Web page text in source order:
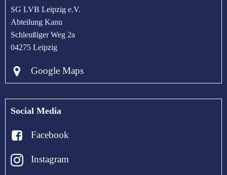
SG LVB Leipzig e.V.
Abteilung Kanu
Schleußiger Weg 2a
04275 Leipzig
Google Maps
Social Media
Facebook
Instagram